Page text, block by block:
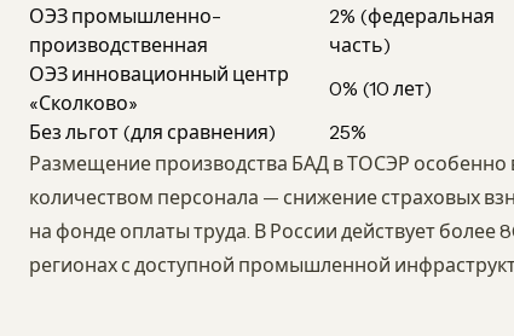
ОЭЗ промышленно-
производственная
2% (федеральная
часть)
ОЭЗ инновационный центр
«Сколково»
0% (10 лет)
Без льгот (для сравнения)
25%
Размещение производства БАД в ТОСЭР
количеством персонала — снижение страховых
на фонде оплаты труда. В России действует
регионах с доступной промышленной